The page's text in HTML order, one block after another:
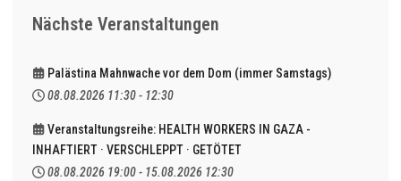
Nächste Veranstaltungen
Palästina Mahnwache vor dem Dom (immer Samstags)
08.08.2026 11:30 - 12:30
Veranstaltungsreihe: HEALTH WORKERS IN GAZA -
INHAFTIERT · VERSCHLEPPT · GETÖTET
08.08.2026 19:00 - 15.08.2026 12:30